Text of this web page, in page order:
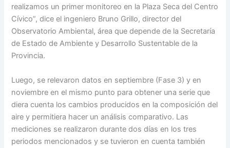
realizamos un primer monitoreo en la Plaza Seca del Centro
Cívico”, dice el ingeniero Bruno Grillo, director del
Observatorio Ambiental, área que depende de la Secretaría
de Estado de Ambiente y Desarrollo Sustentable de la
Provincia.
Luego, se relevaron datos en septiembre (Fase 3) y en
noviembre en el mismo punto para obtener una serie que
diera cuenta los cambios producidos en la composición del
aire y permitiera hacer un análisis comparativo. Las
mediciones se realizaron durante dos días en los tres
periodos mencionados y se tuvieron en cuenta también